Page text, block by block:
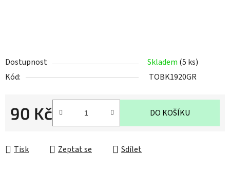
Dostupnost Skladem (5 ks)
Kód:
TOBK1920GR
90 Kč DO KOŠÍKU
Tisk Zeptat se Sdílet